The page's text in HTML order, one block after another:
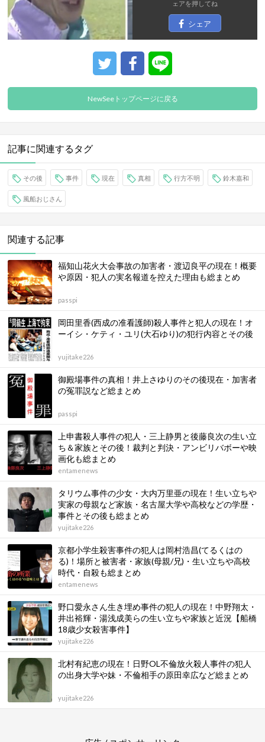
ェアを押してね
シェア
NewSeeトップページに戻る
記事に関連するタグ
その後 事件 現在 真相 行方不明 鈴木嘉和
風船おじさん
関連する記事
福知山花火大会事故の加害者・渡辺良平の現在！概要
や原因・犯人の実名報道を控えた理由も総まとめ
passpi
岡田里香(西成の准看護師)殺人事件と犯人の現在！オ
ーイシ・ケティ・ユリ(大石ゆり)の犯行内容とその後
yujitake226
御殿場事件の真相！井上さゆりのその後現在・加害者
の冤罪説など総まとめ
passpi
上申書殺人事件の犯人・三上静男と後藤良次の生い立
ち＆家族とその後！裁判と判決・アンビリバボーや映
画化も総まとめ
entamenews
タリウム事件の少女・大内万里亜の現在！生い立ちや
実家の母親など家族・名古屋大学や高校などの学歴・
事件とその後も総まとめ
yujitake226
京都小学生殺害事件の犯人は岡村浩昌(てるくはの
る)！場所と被害者・家族(母親/兄)・生い立ちや高校
時代・自殺も総まとめ
entamenews
野口愛永さん生き埋め事件の犯人の現在！中野翔太・
井出裕輝・湯浅成美らの生い立ちや家族と近況【船橋
18歳少女殺害事件】
yujitake226
北村有紀恵の現在！日野OL不倫放火殺人事件の犯人
の出身大学や妹・不倫相手の原田幸広など総まとめ
yujitake226